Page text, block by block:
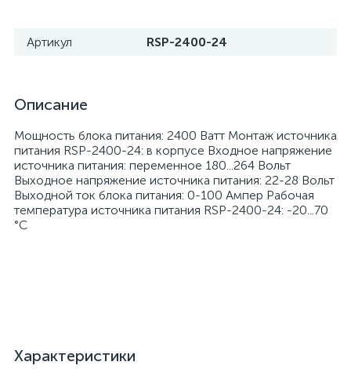
Артикул RSP-2400-24
Описание
Мощность блока питания: 2400 Ватт Монтаж источника
питания RSP-2400-24: в корпусе Входное напряжение
источника питания: переменное 180...264 Вольт
Выходное напряжение источника питания: 22-28 Вольт
Выходной ток блока питания: 0-100 Ампер Рабочая
температура источника питания RSP-2400-24: -20...70
°C
Характеристики